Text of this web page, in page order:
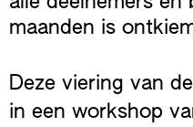
maanden is
Deze viering van
in een workshop